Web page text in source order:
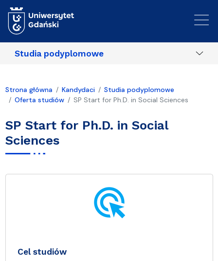
Studia podyplomowe
Strona główna Kandydaci
Studia podyplomowe
Oferta studiów
SP Start for Ph.D. in Social Sciences
SP Start for Ph.D. in Social
Sciences
ads_click
Cel studiów